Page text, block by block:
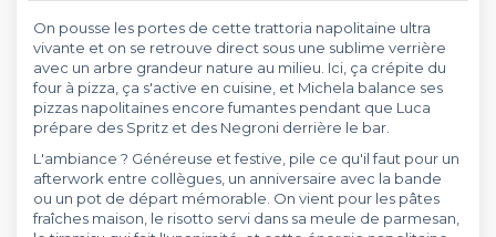
On pousse les portes de cette trattoria napolitaine ultra
vivante et on se retrouve direct sous une sublime verrière
avec un arbre grandeur nature au milieu. Ici, ça crépite du
four à pizza, ça s'active en cuisine, et Michela balance ses
pizzas napolitaines encore fumantes pendant que Luca
prépare des Spritz et des Negroni derrière le bar.
L'ambiance ? Généreuse et festive, pile ce qu'il faut pour un
afterwork entre collègues, un anniversaire avec la bande
ou un pot de départ mémorable. On vient pour les pâtes
fraîches maison, le risotto servi dans sa meule de parmesan,